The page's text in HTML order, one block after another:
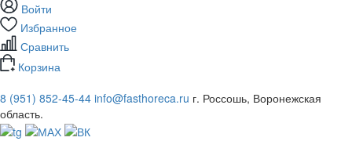
Войти
Избранное
Сравнить
Корзина
8 (951) 852-45-44 info@fasthoreca.ru г. Россошь, Воронежская
область.